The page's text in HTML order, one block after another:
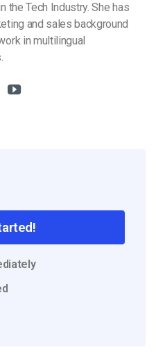
the Tech Industry. She has
and sales background
in multilingual